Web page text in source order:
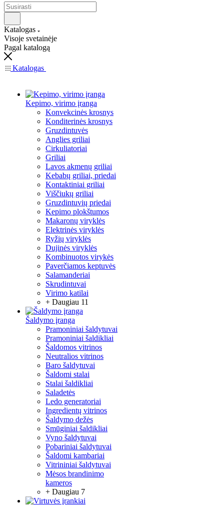
Katalogas
Visoje svetainėje
Pagal katalogą
Katalogas
Kepimo, virimo įranga
Konvekcinės krosnys
Konditerinės krosnys
Gruzdintuvės
Anglies griliai
Cirkuliatoriai
Griliai
Lavos akmenų griliai
Kebabų griliai, priedai
Kontaktiniai griliai
Viščiukų griliai
Gruzdintuvių priedai
Kepimo plokštumos
Makaronų viryklės
Elektrinės viryklės
Ryžių viryklės
Dujinės viryklės
Kombinuotos virykės
Paverčiamos keptuvės
Salamanderiai
Skrudintuvai
Virimo katilai
+ Daugiau 11
Šaldymo įranga
Pramoniniai šaldytuvai
Pramoniniai šaldikliai
Šaldomos vitrinos
Neutralios vitrinos
Baro šaldytuvai
Šaldomi stalai
Stalai šaldikliai
Saladetės
Ledo generatoriai
Ingredientų vitrinos
Šaldymo dežės
Smūginiai šaldikliai
Vyno šaldytuvai
Pobariniai šaldytuvai
Šaldomi kambariai
Vitrininiai šaldytuvai
Mėsos brandinimo
kameros
+ Daugiau 7